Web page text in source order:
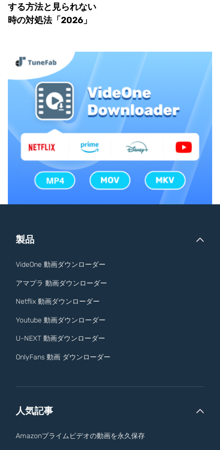
する方法と見られない
時の対処法「2026」
製品
VideOne 動画ダウンローダー
アマプラ 動画ダウンローダー
Netflix 動画ダウンローダー
Youtube 動画ダウンローダー
U-NEXT 動画ダウンローダー
OnlyFans 動画 ダウンローダー
人気記事
Amazonプライムビデオの動画を永久保存